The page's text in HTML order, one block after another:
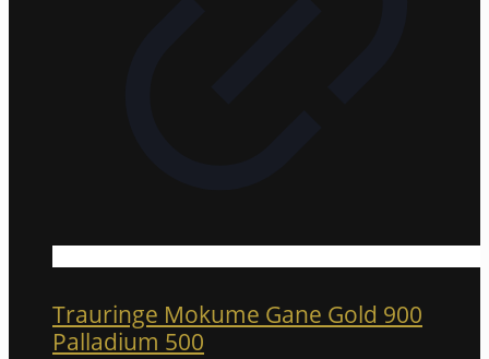
Trauringe Mokume Gane Gold 900
Palladium 500